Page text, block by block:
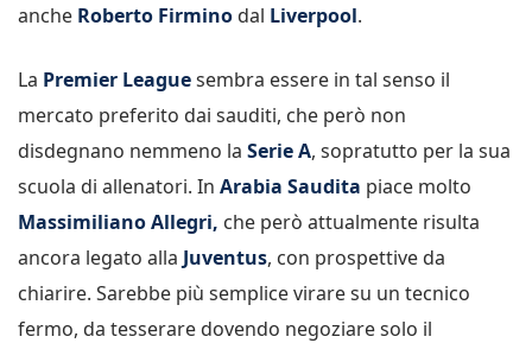
anche Roberto Firmino dal Liverpool.
La Premier Leaguesembra essere in tal senso il
mercato preferito dai sauditi, che però non
disdegnano nemmeno la Serie A, sopratutto per la sua
scuola di allenatori. In Arabia Saudita piace molto
Massimiliano Allegri, che però attualmente risulta
ancora legato alla Juventus, con prospettive da
chiarire. Sarebbe più semplice virare su un tecnico
fermo, da tesserare dovendo negoziare solo il